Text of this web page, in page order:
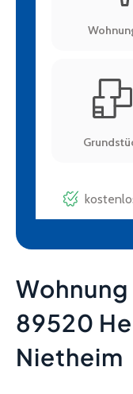
89520
Nietheim